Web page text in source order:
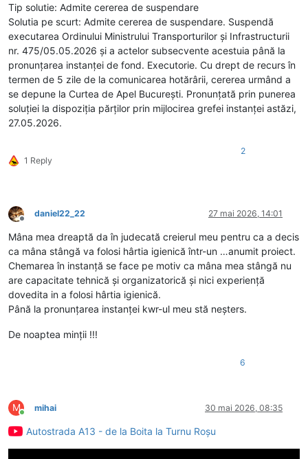
Tip solutie: Admite cererea de suspendare
Solutia pe scurt: Admite cererea de suspendare. Suspendă
executarea Ordinului Ministrului Transporturilor şi Infrastructurii
nr. 475/05.05.2026 şi a actelor subsecvente acestuia până la
pronunţarea instanţei de fond. Executorie. Cu drept de recurs în
termen de 5 zile de la comunicarea hotărârii, cererea urmând a
se depune la Curtea de Apel Bucureşti. Pronunţată prin punerea
soluţiei la dispoziţia părţilor prin mijlocirea grefei instanţei astăzi,
27.05.2026.
1 Reply
2
Deconectat
daniel22_22 27 mai 2026, 14:01
Mâna mea dreaptă da în judecată creierul meu pentru ca a decis
ca mâna stângă va folosi hârtia igienică într-un …anumit proiect.
Chemarea în instanță se face pe motiv ca mâna mea stângă nu
are capacitate tehnică și organizatorică și nici experiență
dovedita in a folosi hârtia igienică.
Până la pronunțarea instanței kwr-ul meu stă neșters.
De noaptea minții !!!
6
M
Conectat
mihai 30 mai 2026, 08:35
Autostrada A13 - de la Boita la Turnu Roșu